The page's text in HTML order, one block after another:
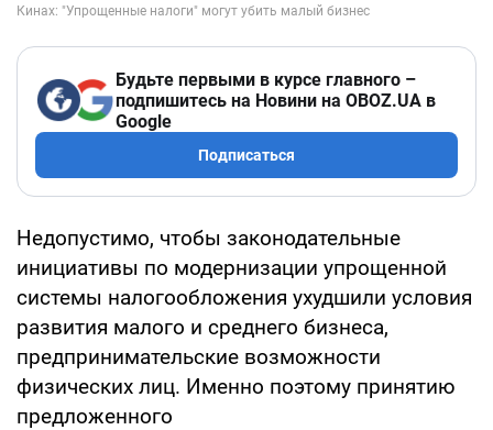
Будьте первыми в курсе главного –
подпишитесь на Новини на OBOZ.UA в
Google
Подписаться
Недопустимо, чтобы законодательные
инициативы по модернизации упрощенной
системы налогообложения ухудшили условия
развития малого и среднего бизнеса,
предпринимательские возможности
физических лиц. Именно поэтому принятию
предложенного